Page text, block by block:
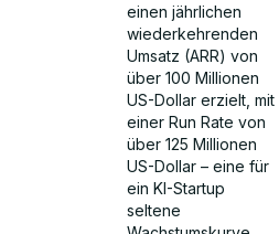
einen jährlichen
wiederkehrenden
Umsatz (ARR) von
über 100 Millionen
US-Dollar erzielt, mit
einer Run Rate von
über 125 Millionen
US-Dollar – eine für
ein KI-Startup
seltene